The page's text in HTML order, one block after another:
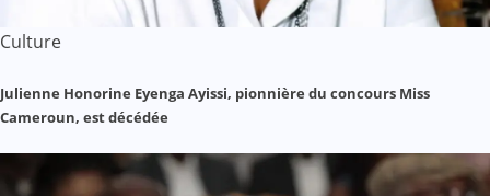
Culture
Julienne Honorine Eyenga Ayissi, pionnière du concours Miss
Cameroun, est décédée